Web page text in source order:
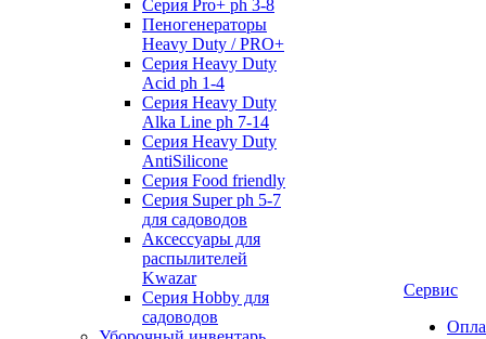
Серия Pro+ ph 3-8
Пеногенераторы
Heavy Duty / PRO+
Серия Heavy Duty
Acid ph 1-4
Серия Heavy Duty
Alka Line ph 7-14
Серия Heavy Duty
AntiSilicone
Серия Food friendly
Серия Super ph 5-7
для садоводов
Аксессуары для
распылителей
Kwazar
Серия Hobby для
садоводов
Сервис